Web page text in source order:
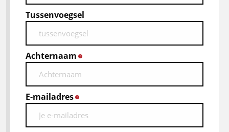
Tussenvoegsel
Achternaam
E-mailadres